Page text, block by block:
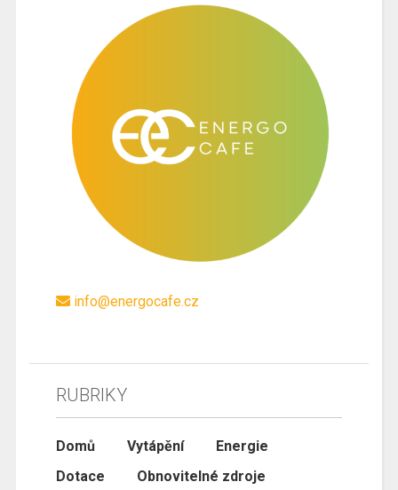
info@energocafe.cz
RUBRIKY
Domů Vytápění
Energie
Dotace
Obnovitelné zdroje